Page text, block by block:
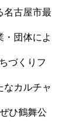
名古屋市最
・団体によ
づくりフ
なカルチャ
ひ鶴舞公